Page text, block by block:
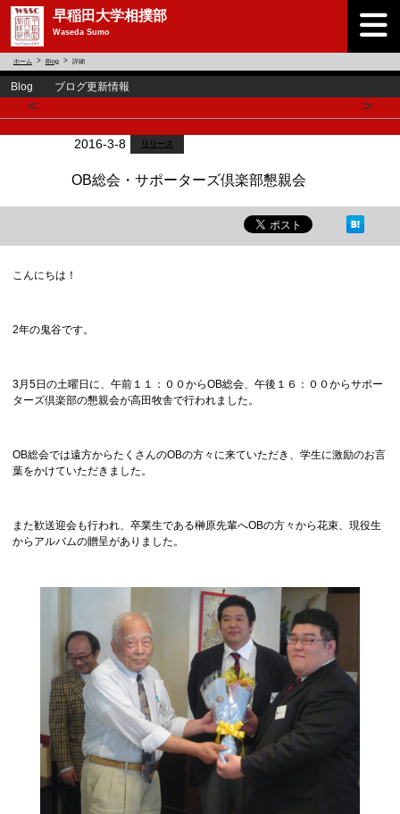
早稲田大学相撲部
Waseda Sumo
ホーム Blog 詳細
Blog ブログ更新情報
< >
2016-3-8 リリース
OB総会・サポーターズ倶楽部懇親会
こんにちは！
2年の鬼谷です。
3月5日の土曜日に、午前１１：００からOB総会、午後１６：００からサポー
ターズ倶楽部の懇親会が高田牧舎で行われました。
OB総会では遠方からたくさんのOBの方々に来ていただき、学生に激励のお言
葉をかけていただきました。
また歓送迎会も行われ、卒業生である榊原先輩へOBの方々から花束、現役生
からアルバムの贈呈がありました。